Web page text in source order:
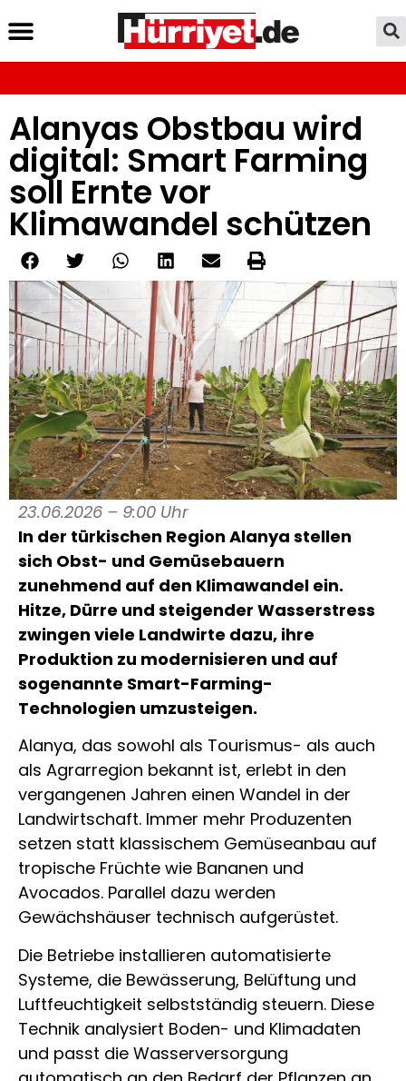
Alanyas Obstbau wird
digital: Smart Farming
soll Ernte vor
Klimawandel schützen
23.06.2026 – 9:00 Uhr
In der türkischen Region Alanya stellen
sich Obst- und Gemüsebauern
zunehmend auf den Klimawandel ein.
Hitze, Dürre und steigender Wasserstress
zwingen viele Landwirte dazu, ihre
Produktion zu modernisieren und auf
sogenannte Smart-Farming-
Technologien umzusteigen.
Alanya, das sowohl als Tourismus- als auch
als Agrarregion bekannt ist, erlebt in den
vergangenen Jahren einen Wandel in der
Landwirtschaft. Immer mehr Produzenten
setzen statt klassischem Gemüseanbau auf
tropische Früchte wie Bananen und
Avocados. Parallel dazu werden
Gewächshäuser technisch aufgerüstet.
Die Betriebe installieren automatisierte
Systeme, die Bewässerung, Belüftung und
Luftfeuchtigkeit selbstständig steuern. Diese
Technik analysiert Boden- und Klimadaten
und passt die Wasserversorgung